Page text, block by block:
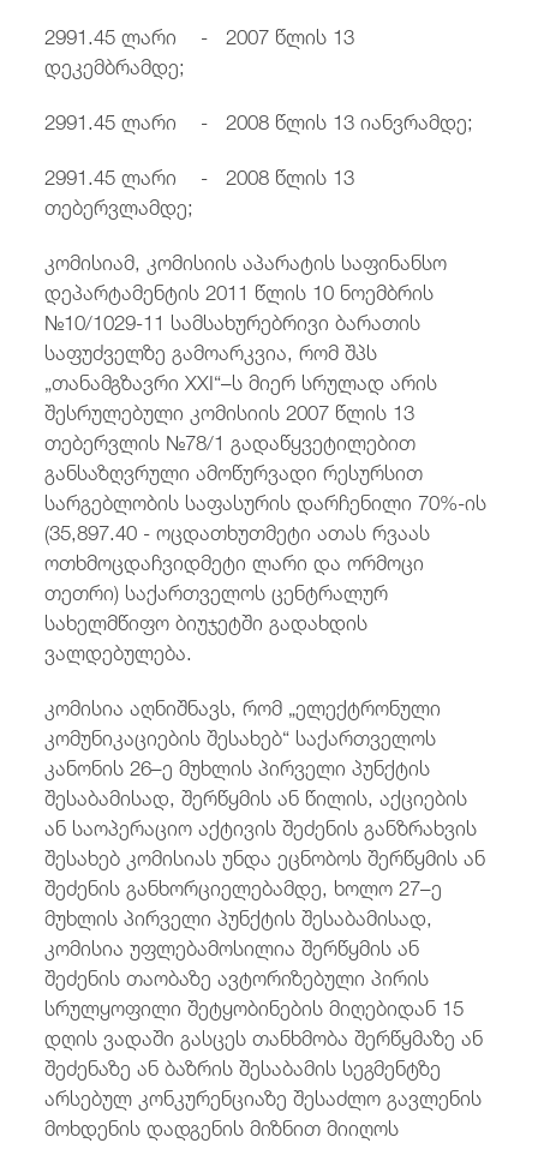
2991.45 ლარი - 2007 წლის 13
დეკემბრამდე;
2991.45 ლარი - 2008 წლის 13 იანვრამდე;
2991.45 ლარი - 2008 წლის 13
თებერვლამდე;
კომისიამ, კომისიის აპარატის საფინანსო
დეპარტამენტის 2011 წლის 10 ნოემბრის
№10/1029-11 სამსახურებრივი ბარათის
საფუძველზე გამოარკვია, რომ შპს
„თანამგზავრი XXI“–ს მიერ სრულად არის
შესრულებული კომისიის 2007 წლის 13
თებერვლის №78/1 გადაწყვეტილებით
განსაზღვრული ამოწურვადი რესურსით
სარგებლობის საფასურის დარჩენილი 70%-ის
(35,897.40 - ოცდათხუთმეტი ათას რვაას
ოთხმოცდაჩვიდმეტი ლარი და ორმოცი
თეთრი) საქართველოს ცენტრალურ
სახელმწიფო ბიუჯეტში გადახდის
ვალდებულება.
კომისია აღნიშნავს, რომ „ელექტრონული
კომუნიკაციების შესახებ“ საქართველოს
კანონის 26–ე მუხლის პირველი პუნქტის
შესაბამისად, შერწყმის ან წილის, აქციების
ან საოპერაციო აქტივის შეძენის განზრახვის
შესახებ კომისიას უნდა ეცნობოს შერწყმის ან
შეძენის განხორციელებამდე, ხოლო 27–ე
მუხლის პირველი პუნქტის შესაბამისად,
კომისია უფლებამოსილია შერწყმის ან
შეძენის თაობაზე ავტორიზებული პირის
სრულყოფილი შეტყობინების მიღებიდან 15
დღის ვადაში გასცეს თანხმობა შერწყმაზე ან
შეძენაზე ან ბაზრის შესაბამის სეგმენტზე
არსებულ კონკურენციაზე შესაძლო გავლენის
მოხდენის დადგენის მიზნით მიიღოს